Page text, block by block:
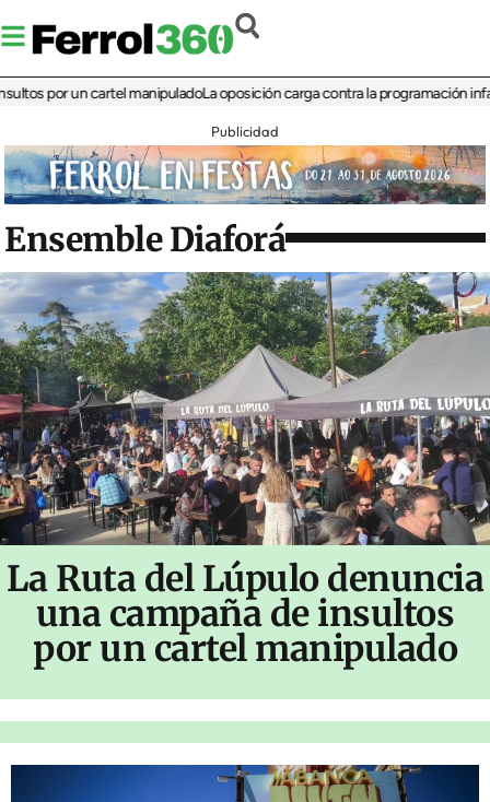
un cartel manipuladoLa oposición carga contra la programación infantil
Publicidad
Ensemble Diaforá
La Ruta del Lúpulo denuncia
una campaña de insultos
por un cartel manipulado